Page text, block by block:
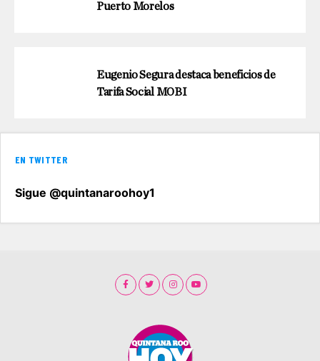
Puerto Morelos
Eugenio Segura destaca beneficios de
Tarifa Social MOBI
EN TWITTER
Sigue @quintanaroohoy1